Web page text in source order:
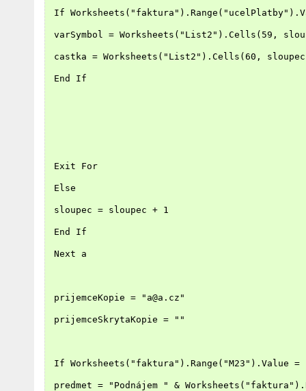
If
varSymbol = Worksheets("List2").Cells(59,
castka = Worksheets("List2").Cells(60,
End If
Exit For
Else
sloupec = sloupec + 1
End If
Next a
prijemceKopie = "a@a.cz"
prijemceSkrytaKopie = ""
If Worksheets("faktura").Range("M23").Value =
predmet = "Podnájem " &